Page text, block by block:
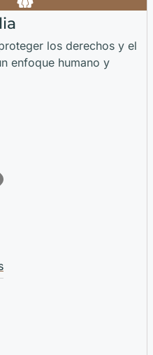
los derechos y el
enfoque humano y